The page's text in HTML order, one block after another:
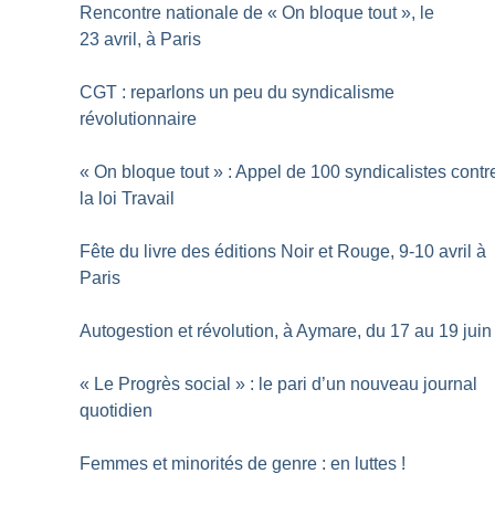
Rencontre nationale de « On bloque tout », le
23 avril, à Paris
CGT : reparlons un peu du syndicalisme
révolutionnaire
« On bloque tout » : Appel de 100 syndicalistes
la loi Travail
Fête du livre des éditions Noir et Rouge, 9-10 avril à
Paris
Autogestion et révolution, à Aymare, du 17 au 19 juin
« Le Progrès social » : le pari d’un nouveau journal
quotidien
Femmes et minorités de genre : en luttes !